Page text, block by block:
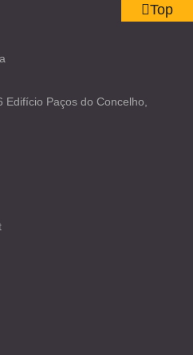
Paços do Concelho,
Top